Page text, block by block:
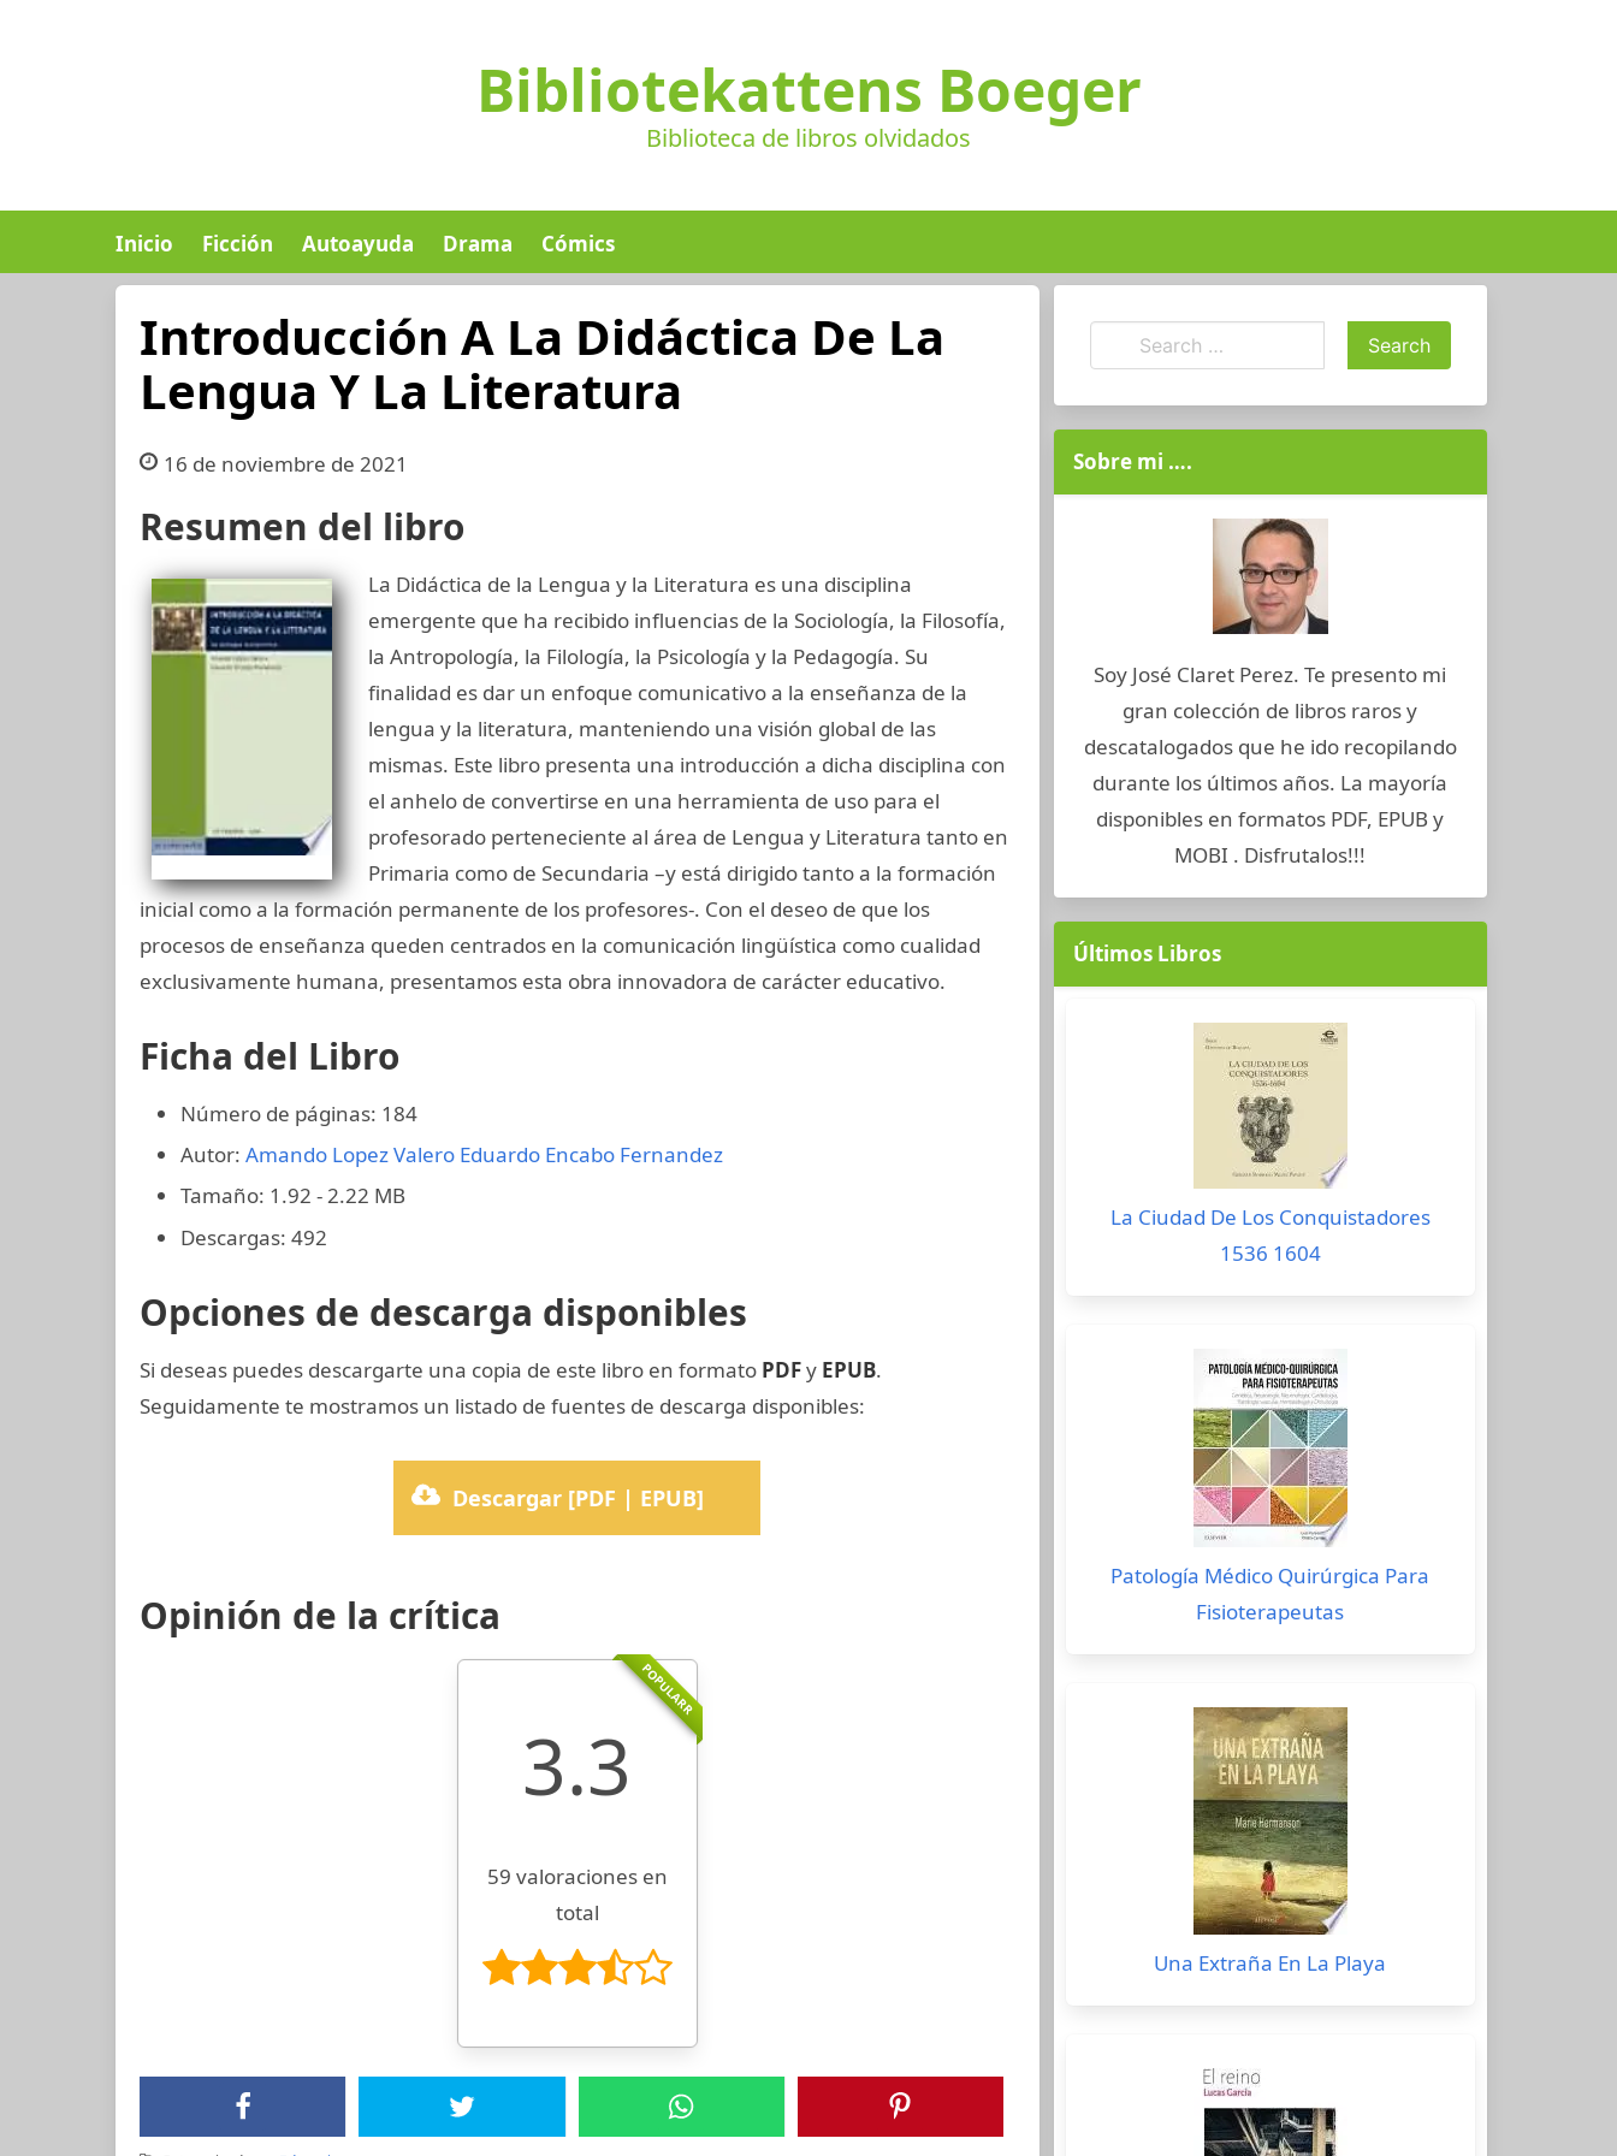
Bibliotekattens Boeger
Biblioteca de libros olvidados
Inicio Ficción Autoayuda Drama Cómics
Introducción A La Didáctica De La
Lengua Y La Literatura
16 de noviembre de 2021
Resumen del libro
La Didáctica de la Lengua y la Literatura es una disciplina
emergente que ha recibido influencias de la Sociología, la Filosofía,
la Antropología, la Filología, la Psicología y la Pedagogía. Su
finalidad es dar un enfoque comunicativo a la enseñanza de la
lengua y la literatura, manteniendo una visión global de las
mismas. Este libro presenta una introducción a dicha disciplina con
el anhelo de convertirse en una herramienta de uso para el
profesorado perteneciente al área de Lengua y Literatura tanto en
Primaria como de Secundaria –y está dirigido tanto a la formación
inicial como a la formación permanente de los profesores-. Con el deseo de que los
procesos de enseñanza queden centrados en la comunicación lingüística como cualidad
exclusivamente humana, presentamos esta obra innovadora de carácter educativo.
Ficha del Libro
Número de páginas: 184
Autor: Amando Lopez Valero Eduardo Encabo Fernandez
Tamaño: 1.92 - 2.22 MB
Descargas: 492
Opciones de descarga disponibles
Si deseas puedes descargarte una copia de este libro en formato PDFy EPUB.
Seguidamente te mostramos un listado de fuentes de descarga disponibles:
Descargar [PDF | EPUB]
Opinión de la crítica
POPULARR
3.3
59 valoraciones en
total
Sobre mi ….
Soy José Claret Perez. Te presento mi
gran colección de libros raros y
descatalogados que he ido recopilando
durante los últimos años. La mayoría
disponibles en formatos PDF, EPUB y
MOBI . Disfrutalos!!!
Últimos Libros
La Ciudad De Los Conquistadores
1536 1604
Patología Médico Quirúrgica Para
Fisioterapeutas
Una Extraña En La Playa